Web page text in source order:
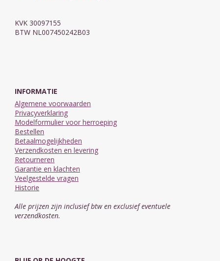
KVK 30097155
BTW NL007450242B03
INFORMATIE
Algemene voorwaarden
Privacyverklaring
Modelformulier voor herroeping
Bestellen
Betaalmogelijkheden
Verzendkosten en levering
Retourneren
Garantie en klachten
Veelgestelde vragen
Historie
Alle prijzen zijn inclusief btw en exclusief eventuele
verzendkosten.